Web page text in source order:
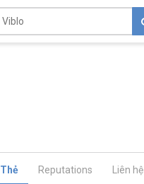
Thẻ Reputations Liên hệ